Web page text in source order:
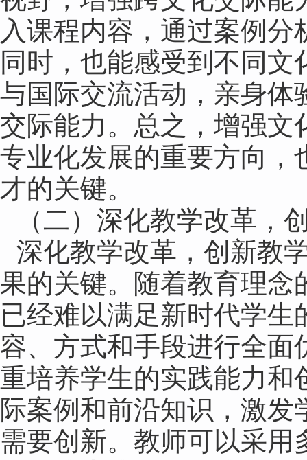
入课程内容，通过案例
同时，也能感受到不同
与国际交流活动，亲身体
交际能力。总之，增强文
专业化发展的重要方向，
才的关键。
（二）深化教学改革，
深化教学改革，创新教
果的关键。随着教育理念
已经难以满足新时代学
容、方式和手段进行全面
重培养学生的实践能力和
际案例和前沿知识，激
需要创新。教师可以采